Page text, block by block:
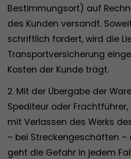
Bestimmungsort) auf
des Kunden versandt.
schriftlich fordert, wird die
Transportversicherung
Kosten der Kunde trägt.
2. Mit der Übergabe der
Spediteur oder
mit Verlassen des Werks
– bei Streckengeschäften –
geht die Gefahr in jedem